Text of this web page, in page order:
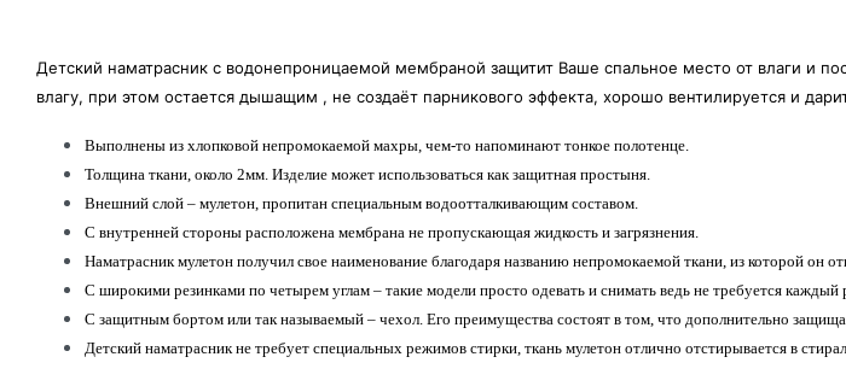
Детский наматрасник с водонепроницаемой мембраной защитит Ваше спальное место от влаги и
влагу, при этом остается дышащим , не создаёт парникового эффекта, хорошо вентилируется и
Выполнены из хлопковой непромокаемой махры, чем-то напоминают тонкое полотенце.
Толщина ткани, около 2мм. Изделие может использоваться как защитная простыня.
Внешний слой – мулетон, пропитан специальным водоотталкивающим составом.
С внутренней стороны расположена мембрана не пропускающая жидкость и загрязнения.
Наматрасник мулетон получил свое наименование благодаря названию непромокаемой ткани, из которой он
С широкими резинками по четырем углам – такие модели просто одевать и снимать ведь не требуется каждый
С защитным бортом или так называемый – чехол. Его преимущества состоят в том, что дополнительно
Детский наматрасник не требует специальных режимов стирки, ткань мулетон отлично отстирывается в